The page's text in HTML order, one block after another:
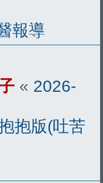
報導
« 2026-
抱版(吐苦